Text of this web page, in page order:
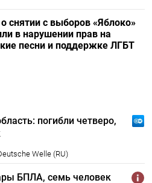
о снятии с выборов «Яблоко»
в нарушении прав на
песни и поддержке ЛГБТ